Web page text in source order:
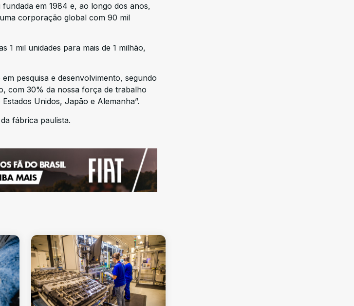
em 1984 e, ao longo dos anos,
corporação global com 90 mil
1 mil unidades para mais de 1 milhão,
pesquisa e desenvolvimento, segundo
com 30% da nossa força de trabalho
Unidos, Japão e Alemanha”.
fábrica paulista.